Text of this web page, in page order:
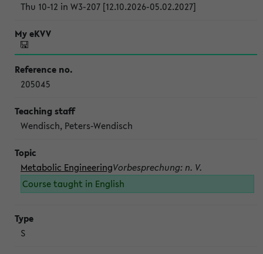
Thu 10-12 in W3-207 [12.10.2026-05.02.2027]
205045
Wendisch, Peters-Wendisch
Metabolic EngineeringVorbesprechung: n. V.
Course taught in English
S